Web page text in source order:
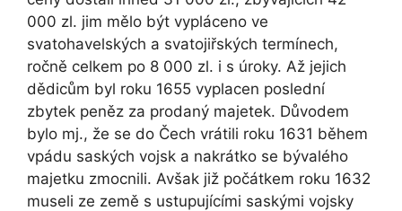
000 zl. jim mělo být vypláceno ve
svatohavelských a svatojiřských termínech,
ročně celkem po 8 000 zl. i s úroky. Až jejich
dědicům byl roku 1655 vyplacen poslední
zbytek peněz za prodaný majetek. Důvodem
bylo mj., že se do Čech vrátili roku 1631 během
vpádu saských vojsk a nakrátko se bývalého
majetku zmocnili. Avšak již počátkem roku 1632
museli ze země s ustupujícími saskými vojsky